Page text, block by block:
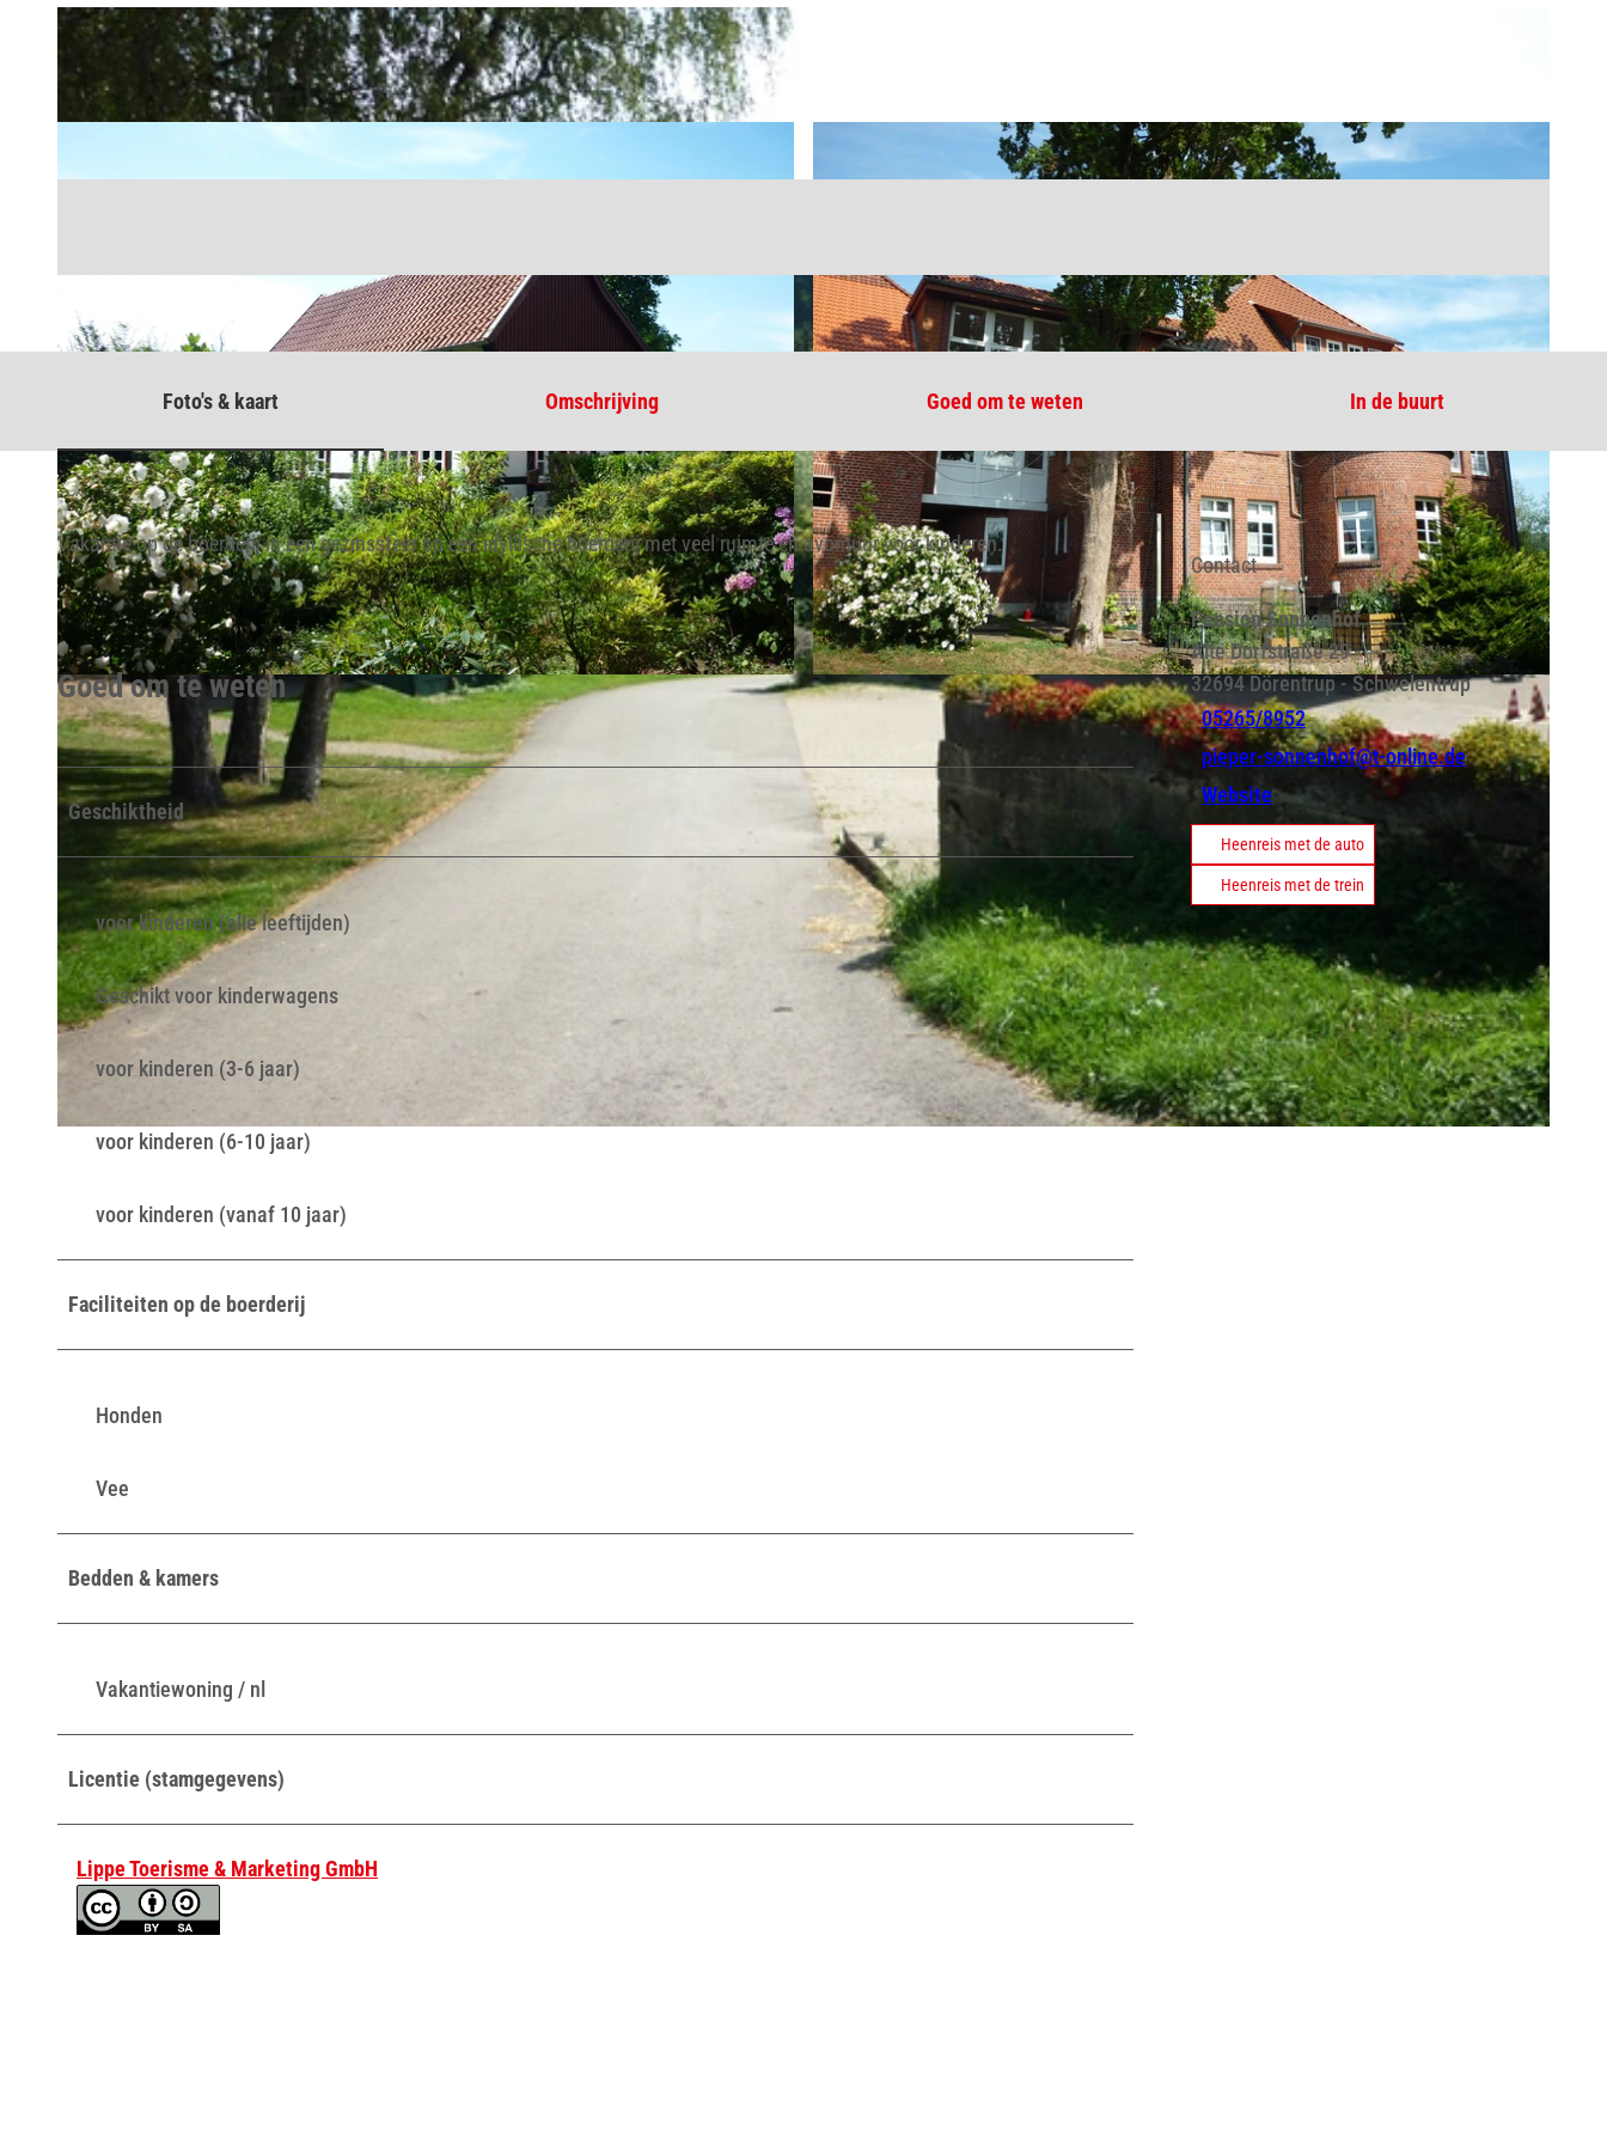
© Lippe Tourismus & Marketing GmbH | CC-BY-SA
© Lippe Tourismus & Marketing GmbH | CC-BY-SA © Lippe Tourismus & Marketing GmbH |CC-BY-SA
Foto's & kaart Omschrijving Goed om te weten In de buurt
Vakantie op de boerderij in een gezinssfeer op een idyllische boerderij met veel ruimte en avontuur voor kinderen.
Goed om te weten
Geschiktheid
voor kinderen (alle leeftijden)
Geschikt voor kinderwagens
voor kinderen (3-6 jaar)
voor kinderen (6-10 jaar)
voor kinderen (vanaf 10 jaar)
Faciliteiten op de boerderij
Honden
Vee
Bedden & kamers
Vakantiewoning / nl
Licentie (stamgegevens)
Lippe Toerisme & Marketing GmbH
Contact
Pension Sonnenhof
Alte Dorfstraße 29
32694Dörentrup- Schwelentrup
05265/8952
pieper-sonnenhof@t-online.de
Website
Heenreis met de auto
Heenreis met de trein